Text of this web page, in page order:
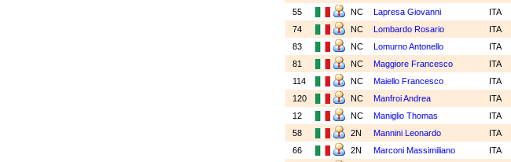
55
NC Lapresa Giovanni ITA
74
NC Lombardo Rosario ITA
83
NC Lomurno Antonello ITA
81
NC Maggiore Francesco ITA
114
NC Maiello Francesco ITA
120
NC Manfroi Andrea ITA
12
NC Maniglio Thomas ITA
58
2N Mannini Leonardo ITA
66
2N Marconi Massimiliano ITA